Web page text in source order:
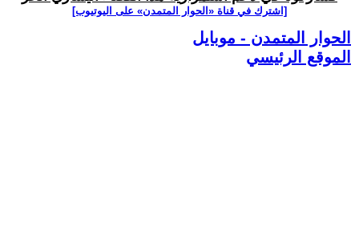
[اشترك في قناة ‫«الحوار المتمدن» على اليوتيوب]
الحوار المتمدن - موبايل
الموقع الرئيسي